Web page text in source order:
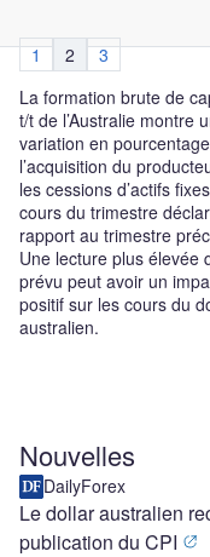
1
2
3
La formation brute de
t/t de l’Australie montre
variation en
l’acquisition du
les cessions d’actifs
cours du trimestre
rapport au trimestre
Une lecture plus élevée
prévu peut avoir un
positif sur les cours du
australien.
Nouvelles
DailyForex
Le dollar australien
publication du CPI